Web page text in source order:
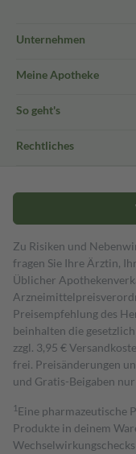
Unternehmen
Meine Apotheke
So geht's
Rechtliches
Zu Risiken und
fragen Sie Ihre Ärztin,
Üblicher
Preisempfehlung des
beinhalten die
zzgl. 3,95 €
frei. Preisänderungen
und Gratis-Beigaben
1 Eine pharmazeutische
Produkte in deinem